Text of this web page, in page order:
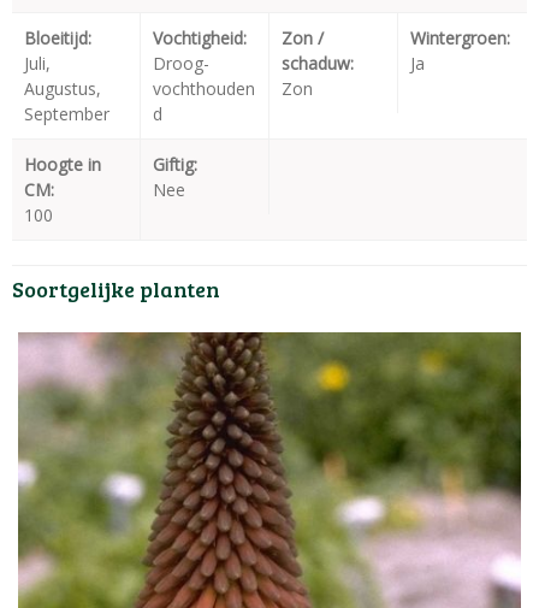
Bloeitijd:
Juli,
Augustus,
September
Vochtigheid:
Droog-
vochthouden
d
Zon /
schaduw:
Zon
Wintergroen:
Ja
Hoogte in
CM:
100
Giftig:
Nee
Soortgelijke planten